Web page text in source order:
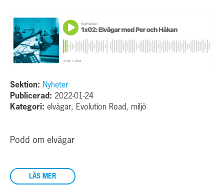
Sektion: Nyheter
Publicerad: 2022-01-24
Kategori: elvägar, Evolution Road, miljö
Podd om elvägar
LÄS MER